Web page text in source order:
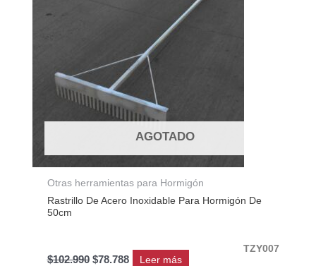
AGOTADO
Otras herramientas para Hormigón
Rastrillo De Acero Inoxidable Para Hormigón De
50cm
TZY007
$102.990 $78.788 Leer más